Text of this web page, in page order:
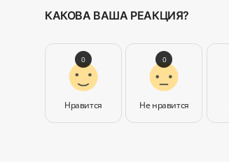
КАКОВА ВАША РЕАКЦИЯ?
Нравится
0
Не нравится
0